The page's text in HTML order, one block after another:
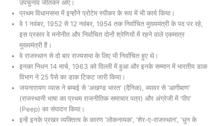
उपचुनाव जीतकर आए।
प्रथम विधानसभा में इन्होंने प्रोटेम स्पीकर के रूप में भी कार्य किया।
वे 1 नवंबर, 1952 से 12 नवंबर, 1954 तक निर्वाचित मुख्यमंत्री के पद पर रहे,
इस प्रकार वे मनोनीत और निर्वाचित दोनों श्रेणियों में रहने वाले एकमात्र
मुख्यमंत्री हैं।
वे राजस्थान से दो बार राज्यसभा के लिए भी निर्वाचित हुए थे।
इनका निधन 14 मार्च, 1963 को दिल्ली में हुआ और इनके सम्मान में भारतीय डाक
विभाग ने 25 पैसे का डाक टिकट जारी किया।
जयनारायण व्यास ने बम्बई से ‘अखण्ड भारत’ (दैनिक), ब्यावर से ‘आगीबाण’
(राजस्थानी भाषा का प्रथम राजनीतिक समाचार पत्र) और अंग्रेजी में ‘पीप’
(Peep) का संपादन किया।
इन्हें इनके प्रखर व्यक्तित्व के कारण ‘लोकनायक’, ‘शेर-ए-राजस्थान’, ‘धुन के